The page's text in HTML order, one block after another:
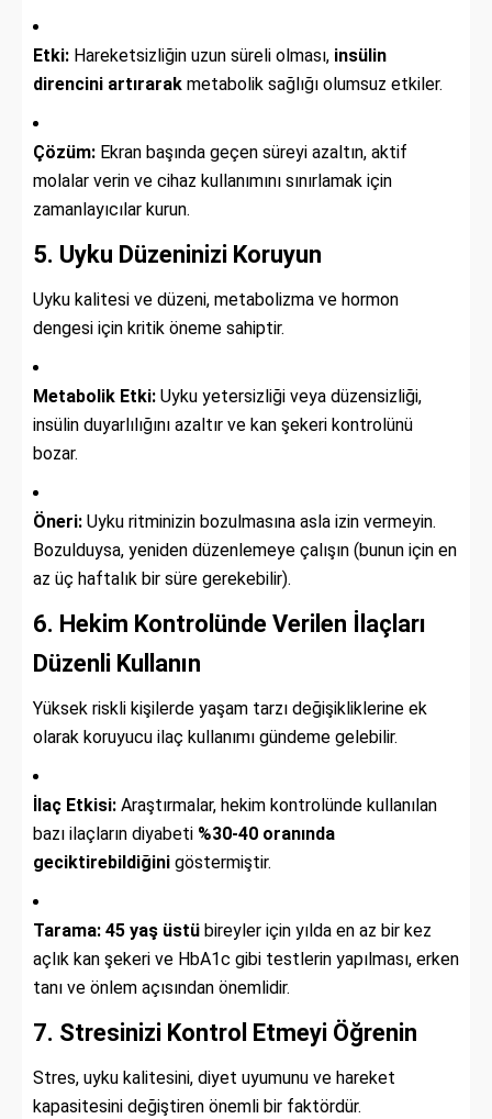
Etki: Hareketsizliğin uzun süreli olması, insülin
direncini artırarak metabolik sağlığı olumsuz etkiler.
Çözüm: Ekran başında geçen süreyi azaltın, aktif
molalar verin ve cihaz kullanımını sınırlamak için
zamanlayıcılar kurun.
5. Uyku Düzeninizi Koruyun
Uyku kalitesi ve düzeni, metabolizma ve hormon
dengesi için kritik öneme sahiptir.
Metabolik Etki: Uyku yetersizliği veya düzensizliği,
insülin duyarlılığını azaltır ve kan şekeri kontrolünü
bozar.
Öneri: Uyku ritminizin bozulmasına asla izin vermeyin.
Bozulduysa, yeniden düzenlemeye çalışın (bunun için en
az üç haftalık bir süre gerekebilir).
6. Hekim Kontrolünde Verilen İlaçları
Düzenli Kullanın
Yüksek riskli kişilerde yaşam tarzı değişikliklerine ek
olarak koruyucu ilaç kullanımı gündeme gelebilir.
İlaç Etkisi: Araştırmalar, hekim kontrolünde kullanılan
bazı ilaçların diyabeti %30-40 oranında
geciktirebildiğini göstermiştir.
Tarama: 45 yaş üstü bireyler için yılda en az bir kez
açlık kan şekeri ve HbA1c gibi testlerin yapılması, erken
tanı ve önlem açısından önemlidir.
7. Stresinizi Kontrol Etmeyi Öğrenin
Stres, uyku kalitesini, diyet uyumunu ve hareket
kapasitesini değiştiren önemli bir faktördür.